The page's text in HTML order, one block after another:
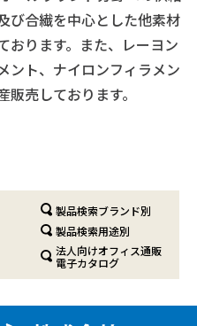
び合繊を中心とした他素材
おります。また、レーヨン
ント、ナイロンフィラメン
売しております。
製品検索ブランド別
製品検索用途別
法人向けオフィス通販
電子カタログ